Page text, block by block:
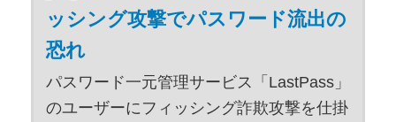
ッシング攻撃でパスワード流出の
恐れ
パスワード一元管理サービス「LastPass」
のユーザーにフィッシング詐欺攻撃を仕掛